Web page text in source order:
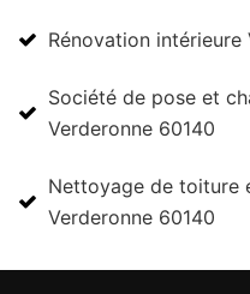
Rénovation intérieure
Société de pose et
Verderonne 60140
Nettoyage de toiture
Verderonne 60140